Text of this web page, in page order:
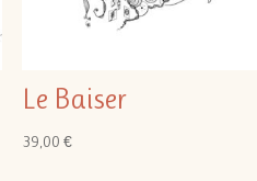
Le Baiser
39,00 €